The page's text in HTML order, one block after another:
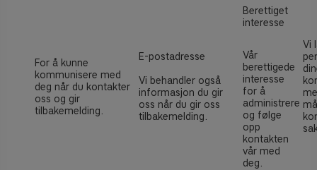
For å kunne
kommunisere med
deg når du kontakter
oss og gir
tilbakemelding.
E-postadresse
Vi behandler også
informasjon du gir
oss når du gir oss
tilbakemelding.
Berettiget
interesse
Vår
berettigede
interesse
for å
administrere
og følge
opp
kontakten
vår med
deg.
Vi